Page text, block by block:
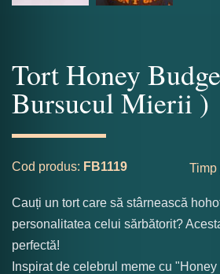
Tort Honey
Bursucul Mierii )
Cod produs: FB1119 Timp
Cauți un tort care să stârnească
personalitatea celui sărbătorit?
perfectă!
Inspirat de celebrul meme cu